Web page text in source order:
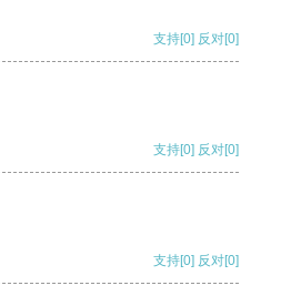
支持[0] 反对[0]
支持[0] 反对[0]
支持[0] 反对[0]